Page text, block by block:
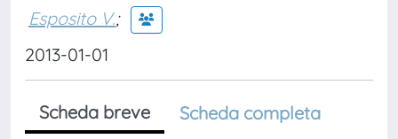
Esposito V.;
2013-01-01
Scheda breve
Scheda completa